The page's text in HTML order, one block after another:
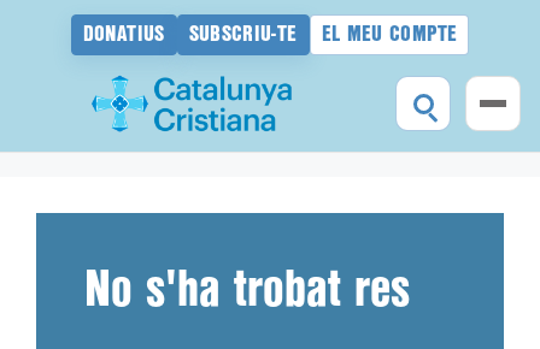
DONATIUS SUBSCRIU-TE EL MEU COMPTE
No s'ha trobat res